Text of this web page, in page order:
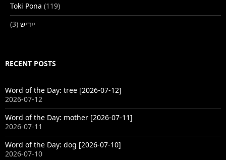
Toki Pona (119)
ייִדיש (3)
RECENT POSTS
Word of the Day: tree [2026-07-12]
2026-07-12
Word of the Day: mother [2026-07-11]
2026-07-11
Word of the Day: dog [2026-07-10]
2026-07-10